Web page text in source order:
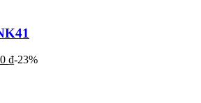
₫-23%